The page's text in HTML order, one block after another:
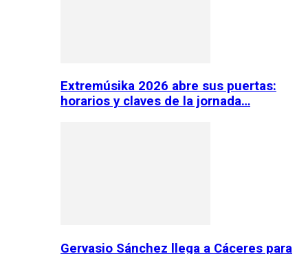
Extremúsika 2026 abre sus puertas:
horarios y claves de la jornada…
Gervasio Sánchez llega a Cáceres para